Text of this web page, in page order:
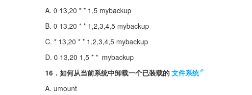
A. 0 13,20 * * 1,5 mybackup
B. 0 13,20 * * 1,2,3,4,5 mybackup
C. * 13,20 * * 1,2,3,4,5 mybackup
D. 0 13,20 1,5 * *  mybackup
16．如何从当前系统中卸载一个已装载的 文件系统
A. umount